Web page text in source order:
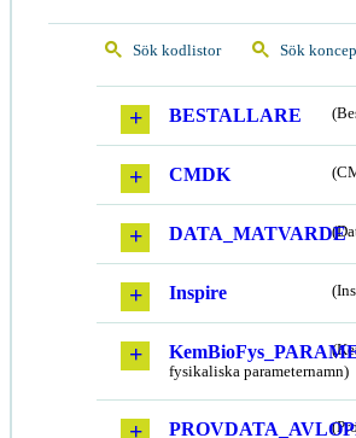
Sök kodlistor Sök
BESTALLARE
CMDK
DATA_MATVARDE
Inspire
fysikaliska parameternamn)